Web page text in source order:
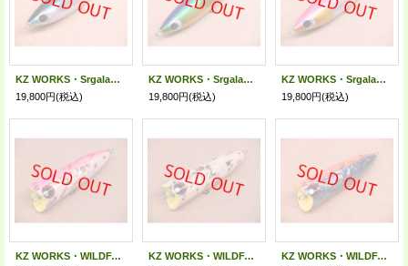
KZ WORKS・Srgalah 250 DRAGON FLY MONSTER/ブラックレインシルバーベリー アルミ仕様
19,800円(税込)
KZ WORKS・Srgalah 250 DRAGON FLY MONSTER/シイラ アルミ仕様
19,800円(税込)
KZ WORKS・Srgalah 250 DRAGON FLY MONSTER/フローセントピンクバック アルミ仕様
19,800円(税込)
KZ WORKS・WILDFANG 100 ABALONE/ホワイト ピンクバック＆ベリー
KZ WORKS・WILDFANG 100 ABALONE/ホワイトオレンジベリー
KZ WORKS・WILDFANG 100 ABALONE/ブラック オレンジバック＆ベリー